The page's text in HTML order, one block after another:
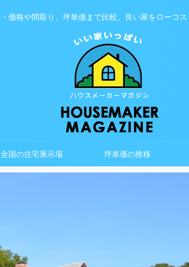
価格や間取り、坪単価まで比較。良い家をローコス
全国の住宅展示場 坪単価の推移